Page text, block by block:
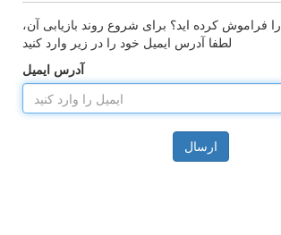
فراموش کرده اید؟ برای شروع روند بازیابی آن،
لطفا آدرس ایمیل خود را در زیر وارد کنید
آدرس ایمیل
ارسال